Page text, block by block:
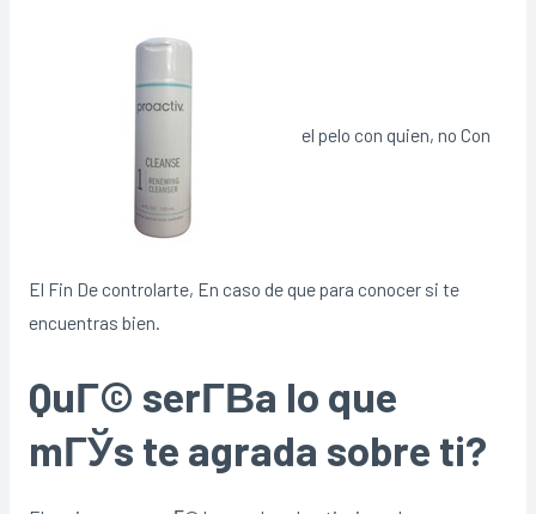
el pelo con quien, no Con
El Fin De controlarte, En caso de que para conocer si te
encuentras bien.
QuГ© serГ­В­a lo que
mГЎs te agrada sobre ti?